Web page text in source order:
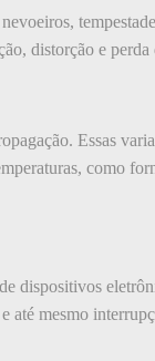
distorção e perda
Essas
como
dispositivos
até mesmo